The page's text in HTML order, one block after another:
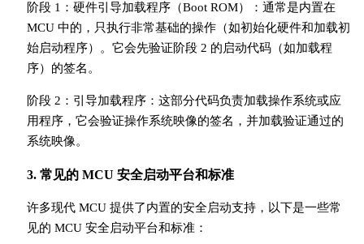
阶段 1：硬件引导加载程序（Boot ROM）：通常是内置在
MCU 中的，只执行非常基础的操作（如初始化硬件和加载初
始启动程序）。它会先验证阶段 2 的启动代码（如加载程
序）的签名。
阶段 2：引导加载程序：这部分代码负责加载操作系统或应
用程序，它会验证操作系统映像的签名，并加载验证通过的
系统映像。
3. 常见的 MCU 安全启动平台和标准
许多现代 MCU 提供了内置的安全启动支持，以下是一些常
见的 MCU 安全启动平台和标准：